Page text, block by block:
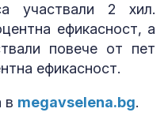
участвали 2 хил.
ефикасност, а
повече от пет
ефикасност.
в megavselena.bg.